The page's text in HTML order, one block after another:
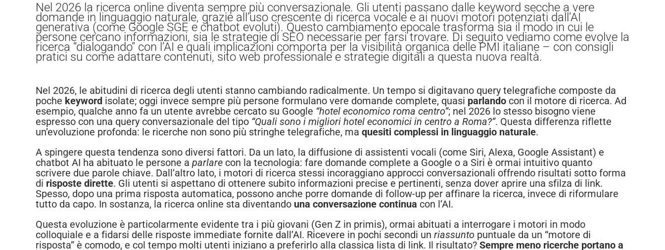
Nel 2026 la ricerca online diventa sempre più conversazionale. Gli utenti passano dalle keyword secche a vere
domande in linguaggio naturale, grazie all’uso crescente di ricerca vocale e ai nuovi motori potenziati dall’AI
generativa (come Google SGE e chatbot evoluti). Questo cambiamento epocale trasforma sia il modo in cui le
persone cercano informazioni, sia le strategie di SEO necessarie per farsi trovare. Di seguito vediamo come evolve la
ricerca “dialogando” con l’AI e quali implicazioni comporta per la visibilità organica delle PMI italiane – con consigli
pratici su come adattare contenuti, sito web professionale e strategie digitali a questa nuova realtà.
Nel 2026, le abitudini di ricerca degli utenti stanno cambiando radicalmente. Un tempo si digitavano query telegrafiche composte da
poche keyword isolate; oggi invece sempre più persone formulano vere domande complete, quasi parlando con il motore di ricerca. Ad
esempio, qualche anno fa un utente avrebbe cercato su Google “hotel economico roma centro”; nel 2026 lo stesso bisogno viene
espresso con una query conversazionale del tipo “Quali sono i migliori hotel economici in centro a Roma?”. Questa differenza riflette
un’evoluzione profonda: le ricerche non sono più stringhe telegrafiche, ma quesiti complessi in linguaggio naturale.
A spingere questa tendenza sono diversi fattori. Da un lato, la diffusione di assistenti vocali (come Siri, Alexa, Google Assistant) e
chatbot AI ha abituato le persone a parlare con la tecnologia: fare domande complete a Google o a Siri è ormai intuitivo quanto
scrivere due parole chiave. Dall’altro lato, i motori di ricerca stessi incoraggiano approcci conversazionali offrendo risultati sotto forma
di risposte dirette. Gli utenti si aspettano di ottenere subito informazioni precise e pertinenti, senza dover aprire una sfilza di link.
Spesso, dopo una prima risposta automatica, possono anche porre domande di follow-up per affinare la ricerca, invece di riformulare
tutto da capo. In sostanza, la ricerca online sta diventando una conversazione continua con l’AI.
Questa evoluzione è particolarmente evidente tra i più giovani (Gen Z in primis), ormai abituati a interrogare i motori in modo
colloquiale e a fidarsi delle risposte immediate fornite dall’AI. Ricevere in pochi secondi un riassunto puntuale da un “motore di
risposta” è comodo, e col tempo molti utenti iniziano a preferirlo alla classica lista di link. Il risultato? Sempre meno ricerche portano a